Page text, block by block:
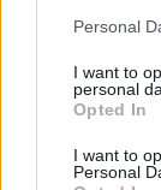
Please note
not limited to
grant or deny
use your data
consent section.
Personal
I want to
personal
Opted In
I want to
Personal
Συναγερμός
«Δώρο» 1 δισ.
μετά την
09.08.2026, 02:08
Τουλάχιστον
09.08.2026, 01:31